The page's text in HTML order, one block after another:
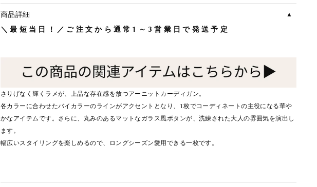
商品詳細
＼最短当日！／ご注文から通常1～3営業日で発送予定
さりげなく輝くラメが、上品な存在感を放つアーニットカーディガン。
各カラーに合わせたバイカラーのラインがアクセントとなり、1枚でコーディネートの主役になる華や
かなアイテムです。さらに、丸みのあるマットなガラス風ボタンが、洗練された大人の雰囲気を演出し
ます。
幅広いスタイリングを楽しめるので、ロングシーズン愛用できる一枚です。